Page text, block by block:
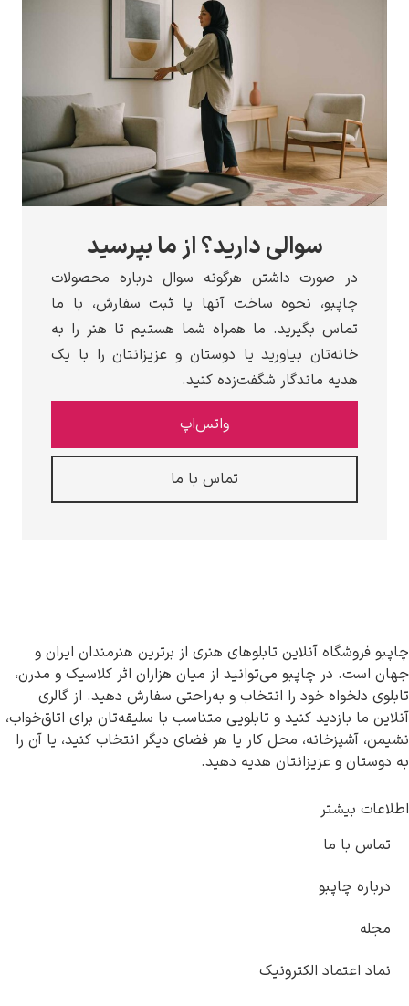
سوالی دارید؟ از ما بپرسید
صورت داشتن هرگونه سوال درباره محصولات
نحوه ساخت آنها یا ثبت سفارش، با ما
بگیرید. ما همراه شما هستیم تا هنر را به
بیاورید یا دوستان و عزیزانتان را با یک
ماندگار شگفت‌زده کنید.
تماس با ما
آنلاین تابلوهای هنری از برترین هنرمندان ایران و
چاپبو می‌توانید از میان هزاران اثر کلاسیک و مدرن،
خود را انتخاب و به‌راحتی سفارش دهید. از گالری
کنید و تابلویی متناسب با سلیقه‌تان برای اتاق‌خواب،
محل کار یا هر فضای دیگر انتخاب کنید، یا آن را
و عزیزانتان هدیه دهید.
ما
الکترونیک